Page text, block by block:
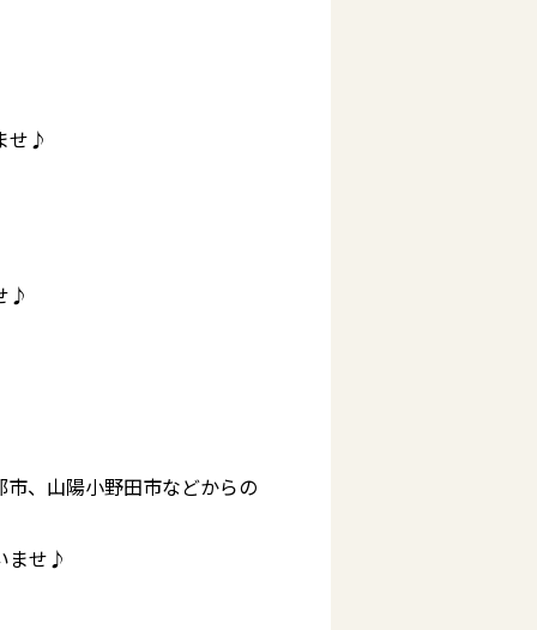
せ♪
♪
、山陽小野田市などからの
ませ♪